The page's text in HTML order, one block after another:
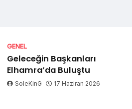
GENEL
Geleceğin Başkanları
Elhamra’da Buluştu
SoleKinG 17 Haziran 2026